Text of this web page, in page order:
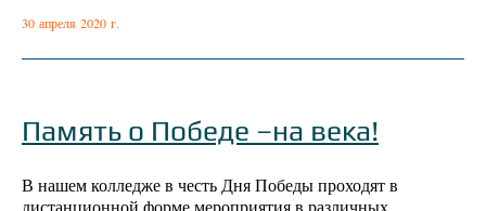
30 апреля 2020 г.
Память о Победе –на века!
В нашем колледже в честь Дня Победы проходят в
дистанционной форме мероприятия в различных